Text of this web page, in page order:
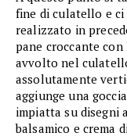
fine di culatello e
realizzato in
pane croccante
avvolto nel
assolutamente
aggiunge una
impiatta su disegni
balsamico e crema